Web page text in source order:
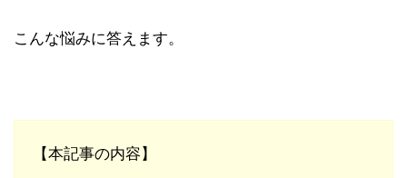
こんな悩みに答えます。
【本記事の内容】